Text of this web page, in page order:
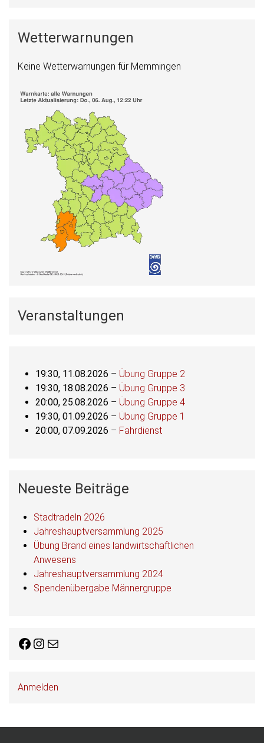
Wetterwarnungen
Keine Wetterwarnungen für Memmingen
Veranstaltungen
19:30, 11.08.2026 – Übung Gruppe 2
19:30, 18.08.2026 – Übung Gruppe 3
20:00, 25.08.2026 – Übung Gruppe 4
19:30, 01.09.2026 – Übung Gruppe 1
20:00, 07.09.2026 – Fahrdienst
Neueste Beiträge
Stadtradeln 2026
Jahreshauptversammlung 2025
Übung Brand eines landwirtschaftlichen
Anwesens
Jahreshauptversammlung 2024
Spendenübergabe Männergruppe
Facebook
Instagram
E-Mail
Anmelden